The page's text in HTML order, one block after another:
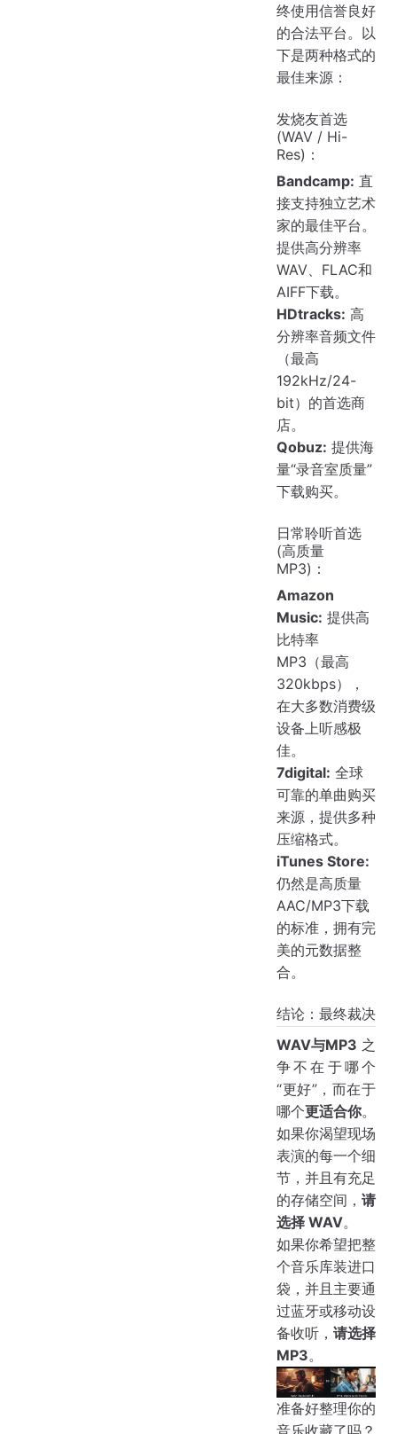
终使用信誉良好
的合法平台。以
下是两种格式的
最佳来源：
发烧友首选
(WAV / Hi-
Res)：
Bandcamp: 直
接支持独立艺术
家的最佳平台。
提供高分辨率
WAV、FLAC和
AIFF下载。
HDtracks: 高
分辨率音频文件
（最高
192kHz/24-
bit）的首选商
店。
Qobuz: 提供海
量“录音室质量”
下载购买。
日常聆听首选
(高质量
MP3)：
Amazon
Music: 提供高
比特率
MP3（最高
320kbps），
在大多数消费级
设备上听感极
佳。
7digital: 全球
可靠的单曲购买
来源，提供多种
压缩格式。
iTunes Store:
仍然是高质量
AAC/MP3下载
的标准，拥有完
美的元数据整
合。
结论：最终裁决
WAV与MP3 之
争不在于哪个
“更好”，而在于
哪个更适合你。
如果你渴望现场
表演的每一个细
节，并且有充足
的存储空间， 请
选择 WAV。
如果你希望把整
个音乐库装进口
袋，并且主要通
过蓝牙或移动设
备收听， 请选择
MP3。
准备好整理你的